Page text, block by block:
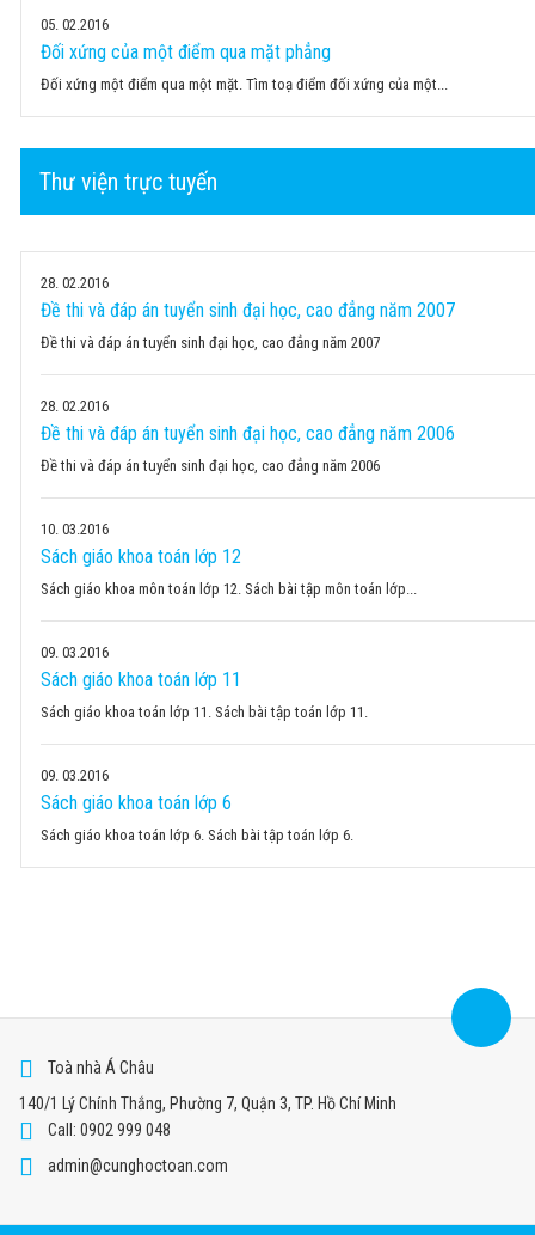
05 02.2016
Đối xứng của một điểm qua mặt phẳng
Đối xứng một điểm qua một mặt. Tìm toạ điểm đối xứng của một...
Thư viện trực tuyến
28 02.2016
Đề thi và đáp án tuyển sinh đại học, cao đẳng năm 2007
Đề thi và đáp án tuyển sinh đại học, cao đẳng năm 2007
28 02.2016
Đề thi và đáp án tuyển sinh đại học, cao đẳng năm 2006
Đề thi và đáp án tuyển sinh đại học, cao đẳng năm 2006
10 03.2016
Sách giáo khoa toán lớp 12
Sách giáo khoa môn toán lớp 12. Sách bài tập môn toán lớp...
09 03.2016
Sách giáo khoa toán lớp 11
Sách giáo khoa toán lớp 11. Sách bài tập toán lớp 11.
09 03.2016
Sách giáo khoa toán lớp 6
Sách giáo khoa toán lớp 6. Sách bài tập toán lớp 6.
Toà nhà Á Châu
140/1 Lý Chính Thắng, Phường 7, Quận 3, TP. Hồ Chí Minh
Call: 0902 999 048
admin@cunghoctoan.com